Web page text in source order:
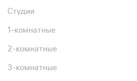
Студии
1-комнатные
2-комнатные
3-комнатные